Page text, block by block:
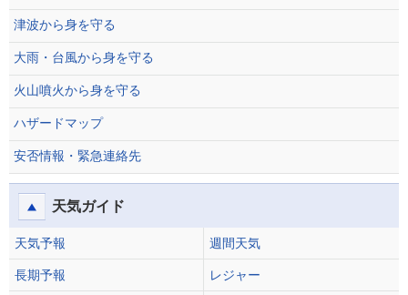
津波から身を守る
大雨・台風から身を守る
火山噴火から身を守る
ハザードマップ
安否情報・緊急連絡先
天気ガイド
天気予報 週間天気
長期予報 レジャー